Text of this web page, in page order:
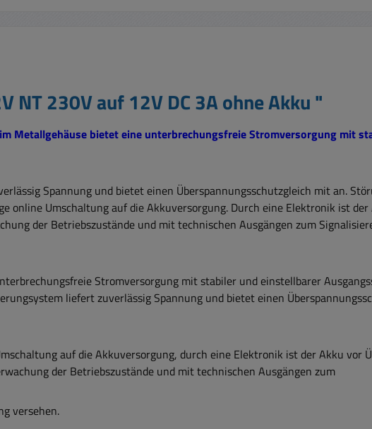
NT 230V auf 12V DC 3A ohne Akku "
im Metallgehäuse bietet eine unterbrechungsfreie Stromversorgung mit
Spannung und bietet einen Überspannungsschutzgleich mit an.
online Umschaltung auf die Akkuversorgung. Durch eine Elektronik ist
der Betriebszustände und mit technischen Ausgängen zum
Stromversorgung mit stabiler und einstellbarer
liefert zuverlässig Spannung und bietet einen
auf die Akkuversorgung, durch eine Elektronik ist der Akku vor
der Betriebszustände und mit technischen Ausgängen zum
versehen.